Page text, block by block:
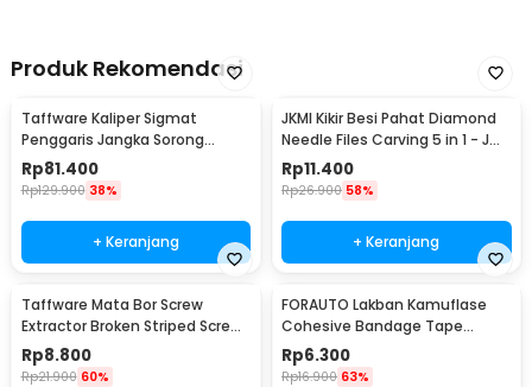
Produk Rekomendasi
Taffware Kaliper Sigmat
Penggaris Jangka Sorong
Digital LCD 150mm - SH20
Rp81.400
Rp129.900 38%
+ Keranjang
JKMI Kikir Besi Pahat Diamond
Needle Files Carving 5 in 1 - JM-
FL1-1
Rp11.400
Rp26.900 58%
+ Keranjang
Taffware Mata Bor Screw
Extractor Broken Striped Screw
Remover 4 PCS - S2
Rp8.800
Rp21.900 60%
FORAUTO Lakban Kamuflase
Cohesive Bandage Tape
Hunting 4.5M 50mm - H10
Rp6.300
Rp16.900 63%